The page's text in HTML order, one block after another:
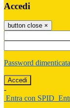
Accedi
button close ×
Password
-
Entra con SPID